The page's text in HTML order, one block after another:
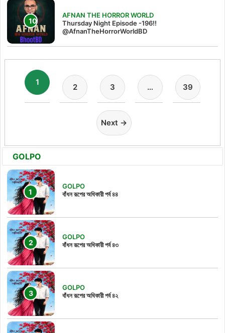
AFNAN THE HORROR WORLD
Thursday Night Episode -196!!
@AfnanTheHorrorWorldBD
1
2 3 … 39
Next →
GOLPO
GOLPO
বাঁধন রূপের অধিকারী পর্ব ৪৪
GOLPO
বাঁধন রূপের অধিকারী পর্ব ৪৩
GOLPO
বাঁধন রূপের অধিকারী পর্ব ৪২